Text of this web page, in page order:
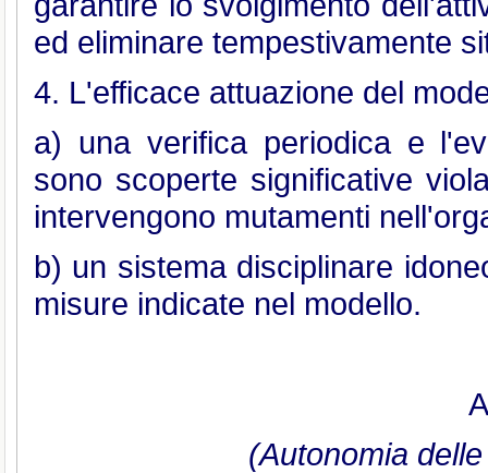
ed eliminare tempestivamente
4. L'efficace attuazione del
a) una verifica periodica e
sono scoperte significative
intervengono mutamenti
b) un sistema disciplinare
misure indicate nel modello.
(Autonomia